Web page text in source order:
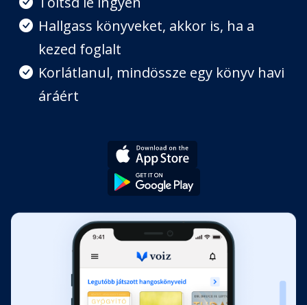
Fejezet hossza: 00:03:26
Habár nincsen, csak egy fejem
Fejezet hossza: 00:02:30
Hallgass könyveket, akkor is, ha a
kezed foglalt
Korlátlanul, mindössze egy könyv havi
áráért